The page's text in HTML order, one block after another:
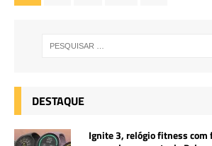
DESTAQUE
Ignite 3, relógio fitness com